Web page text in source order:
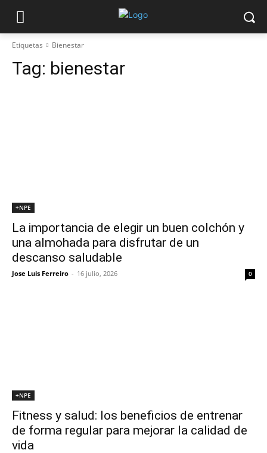
Etiquetas Bienestar
Tag: bienestar
+NPE
La importancia de elegir un buen colchón y
una almohada para disfrutar de un
descanso saludable
Jose Luis Ferreiro - 16 julio, 2026 0
+NPE
Fitness y salud: los beneficios de entrenar
de forma regular para mejorar la calidad de
vida